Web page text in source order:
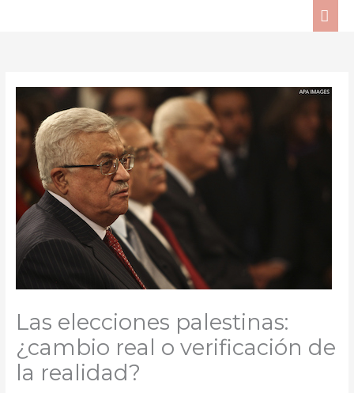
Las elecciones palestinas:
¿cambio real o verificación de
la realidad?